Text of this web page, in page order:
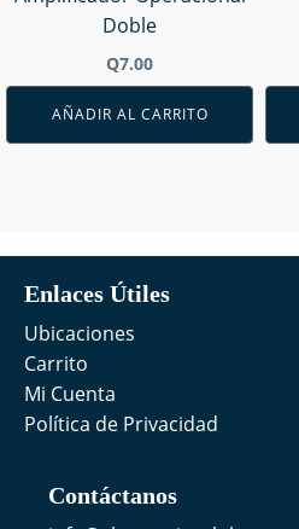
Doble
Q7.00
AÑADIR AL CARRITO
Enlaces Útiles
Ubicaciones
Carrito
Mi Cuenta
Política de Privacidad
Contáctanos